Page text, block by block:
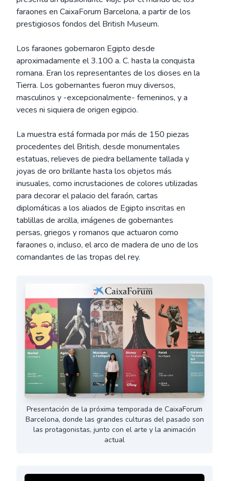
faraones en CaixaForum Barcelona, a partir de los
prestigiosos fondos del British Museum.
Los faraones gobernaron Egipto desde
aproximadamente el 3.100 a. C. hasta la conquista
romana. Eran los representantes de los dioses en la
Tierra. Los gobernantes fueron muy diversos,
masculinos y -excepcionalmente- femeninos, y a
veces ni siquiera de origen egipcio.
La muestra está formada por más de 150 piezas
procedentes del British, desde monumentales
estatuas, relieves de piedra bellamente tallada y
joyas de oro brillante hasta los objetos más
inusuales, como incrustaciones de colores utilizadas
para decorar el palacio del faraón, cartas
diplomáticas a los aliados de Egipto inscritas en
tablillas de arcilla, imágenes de gobernantes
persas, griegos y romanos que actuaron como
faraones o, incluso, el arco de madera de uno de los
comandantes de las tropas del rey.
Presentación de la próxima temporada de CaixaForum
Barcelona, donde las grandes culturas del pasado son
las protagonistas, junto con el arte y la animación
actual